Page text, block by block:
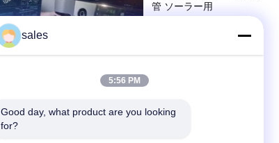
管 ソーラー用
产品介绍
sales
5:56 PM
Good day, what product are you looking
for?